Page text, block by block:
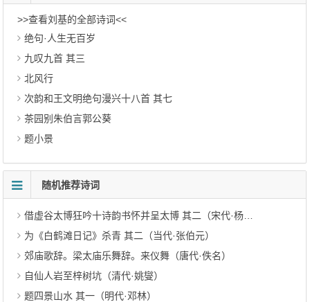
>>查看刘基的全部诗词<<
绝句·人生无百岁
九叹九首 其三
北风行
次韵和王文明绝句漫兴十八首 其七
茶园别朱伯言郭公葵
题小景
随机推荐诗词
借虚谷太博狂吟十诗韵书怀并呈太博 其二（宋代·杨公远）
为《白鹤滩日记》杀青 其二（当代·张伯元）
郊庙歌辞。梁太庙乐舞辞。来仪舞（唐代·佚名）
自仙人岩至梓树坑（清代·姚燮）
题四景山水 其一（明代·邓林）